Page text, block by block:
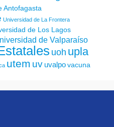
Antofagasta
Universidad de La Frontera
de Los Lagos
de Valparaíso
uoh upla
utem uv uvalpo vacuna